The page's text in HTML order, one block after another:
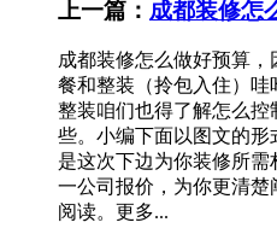
上一篇： 成都装修怎
成都装修怎么做好预算
餐和整装（拎包入住）
整装咱们也得了解怎么
些。小编下面以图文的形
是这次下边为你装修所
一公司报价，为你更清
阅读。更多...